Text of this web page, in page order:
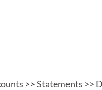
>> Statements >>